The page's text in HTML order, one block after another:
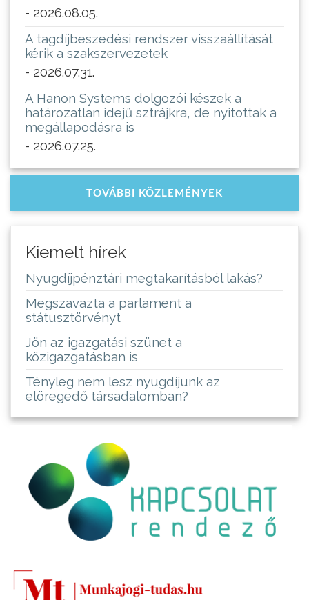
- 2026.08.05.
A tagdíjbeszedési rendszer visszaállítását
kérik a szakszervezetek
- 2026.07.31.
A Hanon Systems dolgozói készek a
határozatlan idejű sztrájkra, de nyitottak a
megállapodásra is
- 2026.07.25.
TOVÁBBI KÖZLEMÉNYEK
Kiemelt hírek
Nyugdíjpénztári megtakarításból lakás?
Megszavazta a parlament a
státusztörvényt
Jön az igazgatási szünet a
közigazgatásban is
Tényleg nem lesz nyugdíjunk az
elöregedő társadalomban?